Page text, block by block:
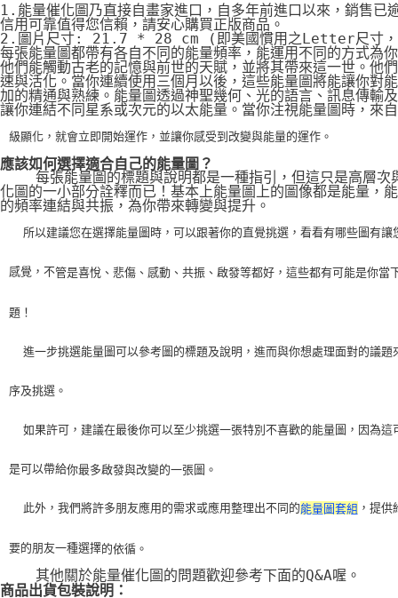
1.能量催化圖乃直接自畫家進口，自多年前進口以來，銷售已
信用可靠值得您信賴，請安心購買正版商品。
2.圖片尺寸: 21.7 * 28 cm (即美國慣用之Letter尺寸，
每張能量圖都帶有各自不同的能量頻率，能運用不同的方式為
他們能觸動古老的記憶與前世的天賦，並將其帶來這一世。他
速與活化。當你連續使用三個月以後，這些能量圖將能讓你對
加的精通與熟練。能量圖透過神聖幾何、光的語言、訊息傳輸
讓你連結不同星系或次元的以太能量。當你注視能量圖時，來
級顯化，就會立即開始運作，並讓你感受到改變與能量的運作。
應該如何選擇適合自己的能量圖？
每張能量圖的標題與說明都是一種指引，但這只是高層次
化圖的一小部分詮釋而已！基本上能量圖上的圖像都是能量，
的頻率連結與共振，為你帶來轉變與提升。
所以建議您在選擇能量圖時，可以跟著你的直覺挑選，看看有哪些圖有讓
感覺，不管是喜悅、悲傷、感動、共振、啟發等都好，這些都有可能是你當
題！
進一步挑選能量圖可以參考圖的標題及說明，進而與你想處理面對的議題
序及挑選。
如果許可，建議在最後你可以至少挑選一張特別不喜歡的能量圖，因為這
是可以帶給你最多啟發與改變的一張圖。
    此外，我們將許多朋友應用的需求或應用整理出不同的
能量圖套組 ，提供
要的朋友一種選擇的依循。
    其他關於能量催化圖的問題歡迎參考下面的Q&A喔。
商品出貨包裝說明：